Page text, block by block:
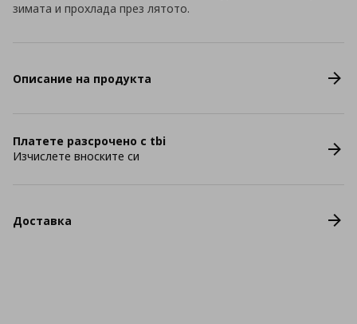
зимата и прохлада през лятото.
Описание на продукта
Платете разсрочено с tbi
Изчислете вноските си
Доставка